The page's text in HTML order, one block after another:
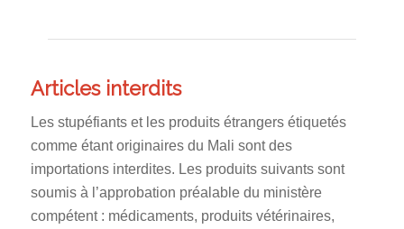
Articles interdits
Les stupéfiants et les produits étrangers étiquetés
comme étant originaires du Mali sont des
importations interdites. Les produits suivants sont
soumis à l’approbation préalable du ministère
compétent : médicaments, produits vétérinaires,